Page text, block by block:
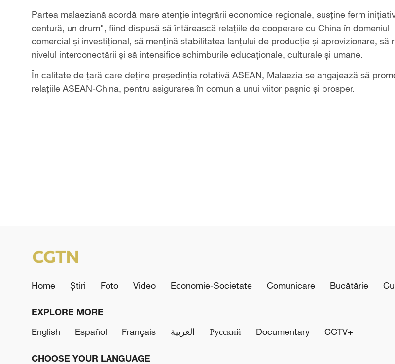
Partea malaeziană acordă mare atenţie integrării economice regionale, susţine ferm
centură, un drum", fiind dispusă să întărească relațiile de cooperare cu China în domeniul
comercial şi investiţional, să menţină stabilitatea lanţului de producţie şi aprovizionare, să
nivelul interconectării şi să intensifice schimburile educaţionale, culturale şi umane.
În calitate de ţară care deţine preşedinţia rotativă ASEAN, Malaezia se angajează să
relaţiile ASEAN-China, pentru asigurarea în comun a unui viitor paşnic şi prosper.
Home Știri Foto Video Economie-Societate Comunicare Bucătărie
EXPLORE MORE
English
Español Français العربية Русский Documentary CCTV+
CHOOSE YOUR LANGUAGE